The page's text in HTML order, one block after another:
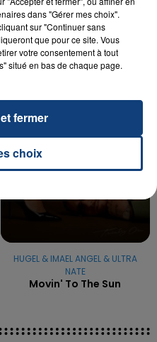
RESSORT DE LA...
la clinique qui a
et présenté ses
18h19
18h19
HUGEL & IMAEL ANGEL & ULTRA
NATE
Movin' To The Sun
dans "Gérer mes choix".
sur "Continuer sans
que pour ce site. Vous
votre consentement à tout
situé en bas de chaque page.
choix
fermer